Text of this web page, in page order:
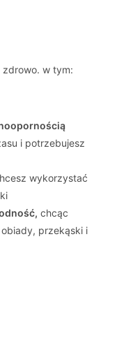
w tym:
i potrzebujesz
wykorzystać
chcąc
przekąski i